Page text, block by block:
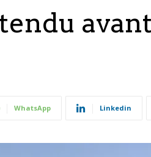
WhatsApp Linkedin